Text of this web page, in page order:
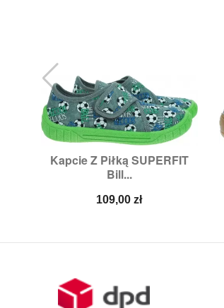
Kapcie Z Piłką SUPERFIT
Bill...
Cena
109,00 zł
Szybki podgląd
25,26,